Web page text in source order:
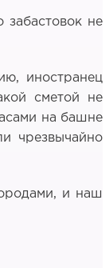
не
иностранец
сметой не
на башне
чрезвычайно
и наш